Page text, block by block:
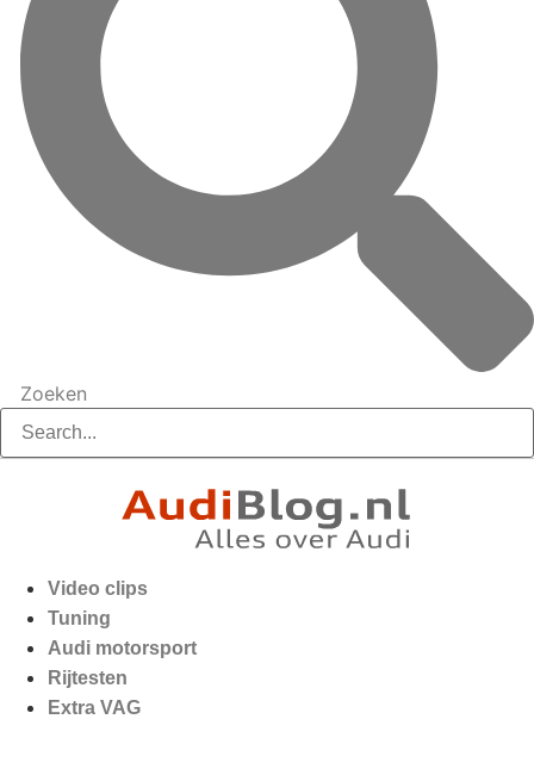
Zoeken
Video clips
Tuning
Audi motorsport
Rijtesten
Extra VAG